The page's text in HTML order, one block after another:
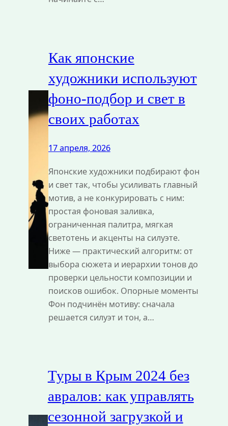
Как японские
художники используют
фоно-подбор и свет в
своих работах
17 апреля, 2026
Японские художники подбирают фон
и свет так, чтобы усиливать главный
мотив, а не конкурировать с ним:
простая фоновая заливка,
ограниченная палитра, мягкая
светотень и акценты на силуэте.
Ниже — практический алгоритм: от
выбора сюжета и иерархии тонов до
проверки цельности композиции и
поисков ошибок. Опорные моменты
Фон подчинён мотиву: сначала
решается силуэт и тон, а…
Туры в Крым 2024 без
авралов: как управлять
сезонной загрузкой и